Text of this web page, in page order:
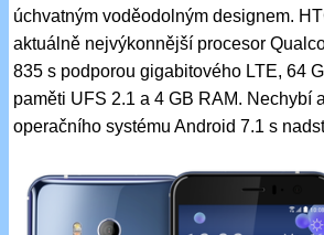
úchvatným voděodolným designem.
aktuálně nejvýkonnější procesor
835 s podporou gigabitového LTE, 64
paměti UFS 2.1 a 4 GB RAM. Nechybí
operačního systému Android 7.1 s